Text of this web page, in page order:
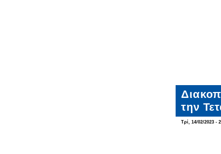
την
Τρί, 14/02/2023 -